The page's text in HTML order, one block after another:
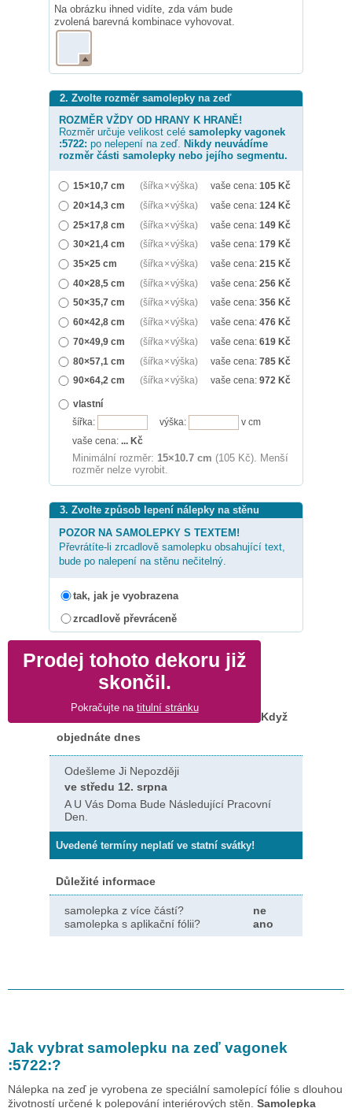
Na obrázku ihned vidíte, zda vám bude
zvolená barevná kombinace vyhovovat.
2. Zvolte rozměr samolepky na zeď
ROZMĚR VŽDY OD HRANY K HRANĚ!
Rozměr určuje velikost celé samolepky vagonek
:5722: po nelepení na zeď. Nikdy neuvádíme
rozměr části samolepky nebo jejího segmentu.
15×10,7 cm (šířka × výška) vaše cena: 105 Kč
20×14,3 cm
(šířka × výška) vaše cena: 124 Kč
25×17,8 cm
(šířka × výška) vaše cena: 149 Kč
30×21,4 cm
(šířka × výška) vaše cena: 179 Kč
35×25 cm
(šířka × výška) vaše cena: 215 Kč
40×28,5 cm
(šířka × výška) vaše cena: 256 Kč
50×35,7 cm
(šířka × výška) vaše cena: 356 Kč
60×42,8 cm
(šířka × výška) vaše cena: 476 Kč
70×49,9 cm
(šířka × výška) vaše cena: 619 Kč
80×57,1 cm
(šířka × výška) vaše cena: 785 Kč
90×64,2 cm
(šířka × výška) vaše cena: 972 Kč
vlastní
šířka:
výška:
v cm
vaše cena: ... Kč
Minimální rozměr: 15×10.7 cm (105 Kč). Menší
rozměr nelze vyrobit.
3. Zvolte způsob lepení nálepky na stěnu
POZOR NA SAMOLEPKY S TEXTEM!
Převrátíte-li zrcadlově samolepku obsahující text,
bude po nalepení na stěnu nečitelný.
tak, jak je vyobrazena
zrcadlově převráceně
Prodej tohoto dekoru již
skončil.
Pokračujte na titulní stránku
Když
objednáte dnes
Odešleme Ji Nepozději
ve středu 12. srpna
A U Vás Doma Bude Následující Pracovní
Den.
Uvedené termíny neplatí ve statní svátky!
Důležité informace
samolepka z více částí?
ne
samolepka s aplikační fólii?
ano
Jak vybrat samolepku na zeď vagonek
:5722:?
Nálepka na zeď je vyrobena ze speciální samolepící fólie s dlouhou
životností určené k polepování interiérových stěn. Samolepka